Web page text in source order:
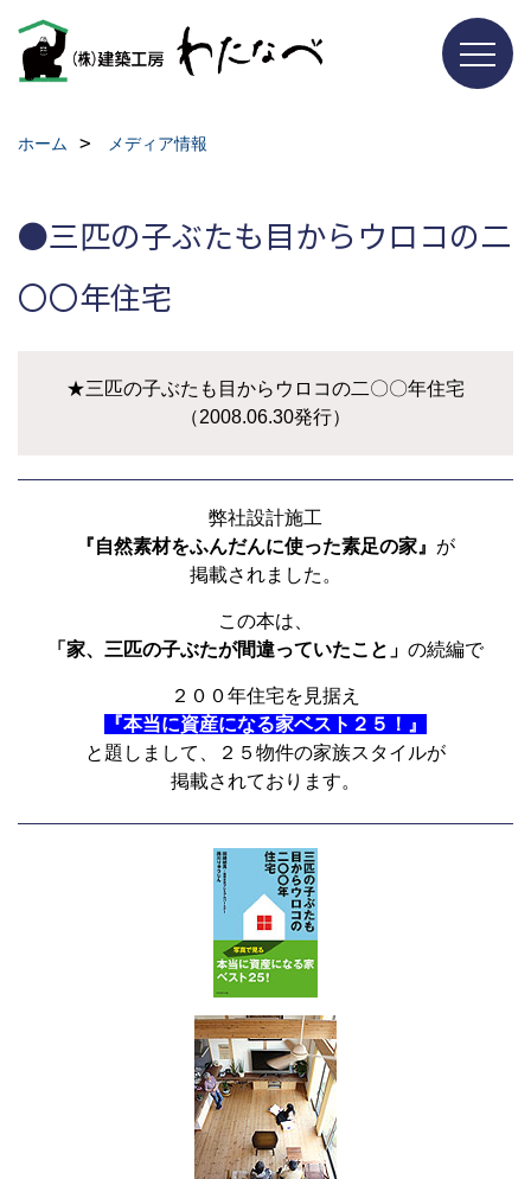
ホーム メディア情報
●三匹の子ぶたも目からウロコの二
〇〇年住宅
★三匹の子ぶたも目からウロコの二〇〇年住宅
（2008.06.30発行）
弊社設計施工
『自然素材をふんだんに使った素足の家』 が
掲載されました。
この本は、
「家、三匹の子ぶたが間違っていたこと」 の続編で
２００年住宅を見据え
『本当に資産になる家ベスト２５！』
と題しまして、２５物件の家族スタイルが
掲載されております。